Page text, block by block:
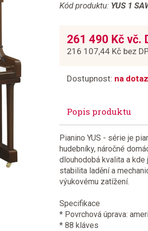
Kód produktu: YUS 1
261 490 Kč vč.
216 107,44 Kč bez
Dostupnost: na dotaz
Popis produktu
Pianino YUS - série je
hudebníky, náročné
dlouhodobá kvalita a
stabilita ladění a
výukovému zatížení.
Specifikace
* Povrchová úprava:
* 88 kláves